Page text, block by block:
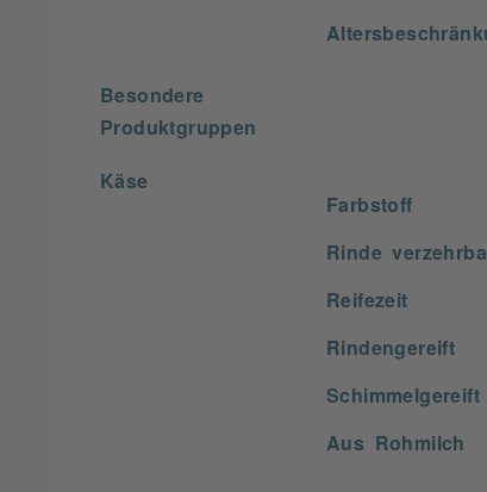
Besondere
Produktgruppen
Käse
Farbstoff
Rinde
Reifezeit
Rindengereift
Schimmelgereift
Aus Rohmilch